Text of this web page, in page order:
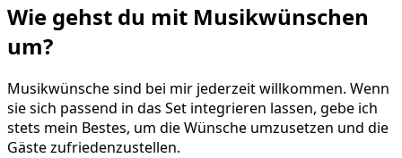
Wie gehst du mit Musikwünschen
um?
Musikwünsche sind bei mir jederzeit willkommen. Wenn
sie sich passend in das Set integrieren lassen, gebe ich
stets mein Bestes, um die Wünsche umzusetzen und die
Gäste zufriedenzustellen.